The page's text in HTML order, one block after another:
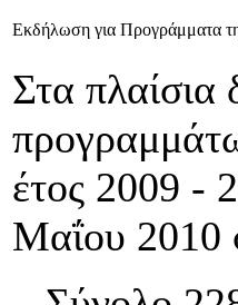
Εκδήλωση για Προγράμματα
Στα
έτος 2009 -
Μαΐου 2010